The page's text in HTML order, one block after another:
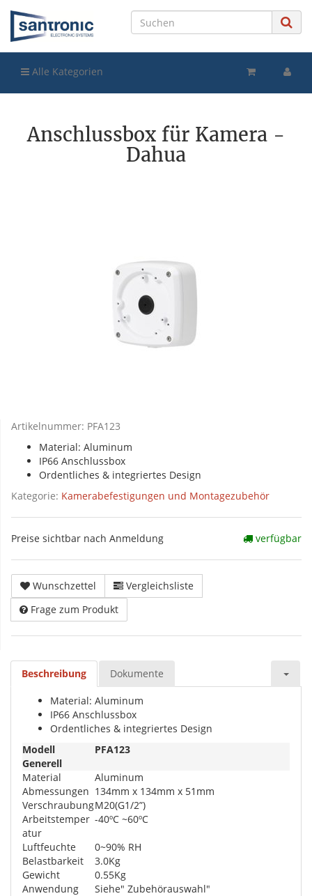
Alle Kategorien
Anschlussbox für Kamera -
Dahua
Artikelnummer: PFA123
Material: Aluminum
IP66 Anschlussbox
Ordentliches & integriertes Design
Kategorie: Kamerabefestigungen und Montagezubehör
Preise sichtbar nach Anmeldung verfügbar
Wunschzettel
Vergleichsliste
Frage zum Produkt
Beschreibung Dokumente
Material: Aluminum
IP66 Anschlussbox
Ordentliches & integriertes Design
Modell
PFA123
Generell
Material
Aluminum
Abmessungen 134mm x 134mm x 51mm
VerschraubungM20(G1/2”)
Arbeitstemper
atur
-40ºC ~60ºC
Luftfeuchte
0~90% RH
Belastbarkeit
3.0Kg
Gewicht
0.55Kg
Anwendung
Siehe" Zubehörauswahl"